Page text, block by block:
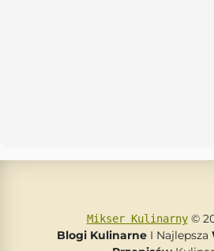
Mikser Kulinarny©
Blogi Kulinarne I Najlepsza